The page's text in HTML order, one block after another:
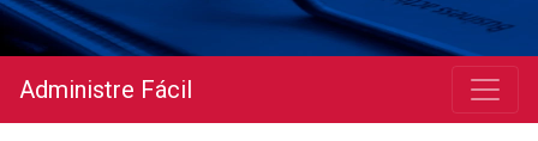
Administre Fácil